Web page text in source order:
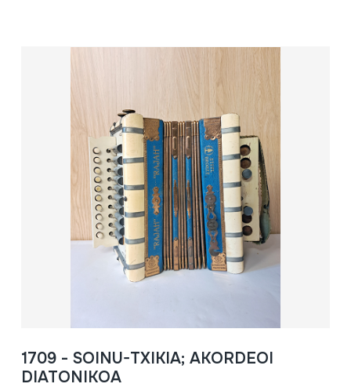
1709 - SOINU-TXIKIA; AKORDEOI
DIATONIKOA